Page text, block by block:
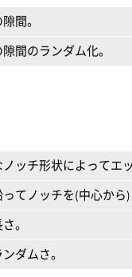
間。
間のランダム化。
ノッチ形状によってエ
てノッチを(中心から)
。
ダムさ。